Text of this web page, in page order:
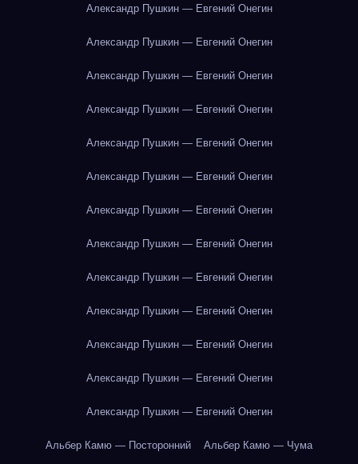
Александр Пушкин — Евгений Онегин
Александр Пушкин — Евгений Онегин
Александр Пушкин — Евгений Онегин
Александр Пушкин — Евгений Онегин
Александр Пушкин — Евгений Онегин
Александр Пушкин — Евгений Онегин
Александр Пушкин — Евгений Онегин
Александр Пушкин — Евгений Онегин
Александр Пушкин — Евгений Онегин
Александр Пушкин — Евгений Онегин
Александр Пушкин — Евгений Онегин
Александр Пушкин — Евгений Онегин
Александр Пушкин — Евгений Онегин
Альбер Камю — Посторонний Альбер Камю — Чума